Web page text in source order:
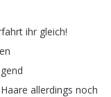
ihr gleich!
Haare allerdings noch